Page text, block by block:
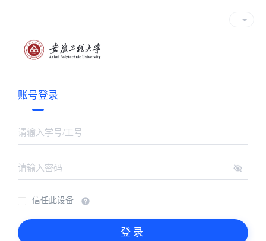
账号登录
信任此设备
登录